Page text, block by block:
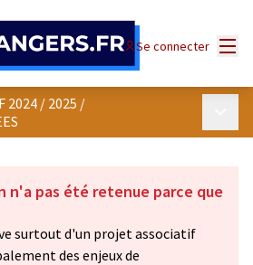
Se connecter
2024 / 2025 /
n'a pas été retenue parce que
surtout d'un projet associatif
des enjeux de